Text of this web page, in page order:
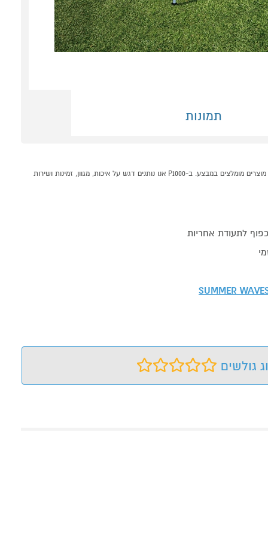
תמונות
בריכה מלבנית 260X160X66 ס"מ מבית SUMMER WAVES קונים אונליין בקטגוריית בריכות במחלקת בריכה, מתנפחים וציוד בP1000 - אתר קניות ישראלי בטוח, משתלם ונוח המציע מוצרים מומלצים במבצע. ב-P1000 אנו נותנים דגש על איכות, מגוון, זמינות ושירות
SUMMER
גולשים